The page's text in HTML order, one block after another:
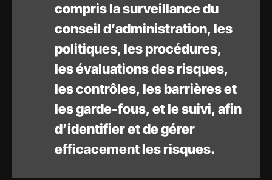
compris la surveillance du
conseil d’administration, les
politiques, les procédures,
les évaluations des risques,
les contrôles, les barrières et
les garde-fous, et le suivi, afin
d’identifier et de gérer
efficacement les risques.